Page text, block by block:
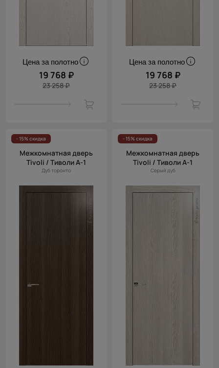
Цена за полотно
19 768 ₽
23 258 ₽
Цена за полотно
19 768 ₽
23 258 ₽
- 15% скидка
Межкомнатная дверь
Tivoli / Тиволи А-1
Дуб торонто
- 15% скидка
Межкомнатная дверь
Tivoli / Тиволи А-1
Серый дуб